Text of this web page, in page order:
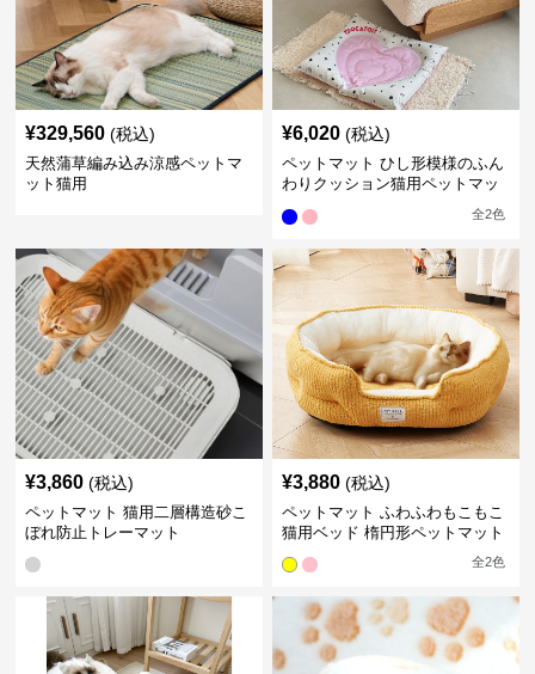
¥329,560 (税込)
天然蒲草編み込み涼感ペットマ
ット猫用
¥6,020 (税込)
ペットマット ひし形模様のふん
わりクッション猫用ペットマッ
全2色
¥3,860 (税込)
ペットマット 猫用二層構造砂こ
ぼれ防止トレーマット
¥3,880 (税込)
ペットマット ふわふわもこもこ
猫用ベッド 楕円形ペットマット
全2色